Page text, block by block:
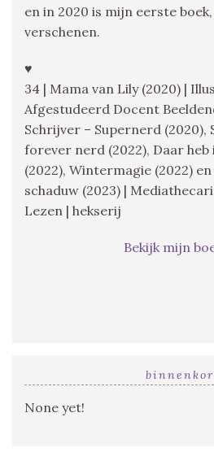
en in 2020 is mijn eerste boek,
verschenen.
♥
34 | Mama van Lily (2020) |
Afgestudeerd Docent
Schrijver – Supernerd (2020),
forever nerd (2022), Daar
(2022), Wintermagie (2022)
schaduw (2023) |
Lezen | hekserij
Bekijk mijn
None yet!